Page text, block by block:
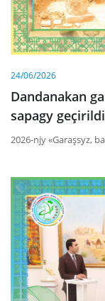
24/06/2026
Dandanakan
sapagy geçirildi
2026-njy «Garaşsyz,